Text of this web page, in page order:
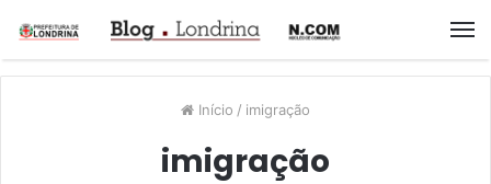
Início / imigração
imigração